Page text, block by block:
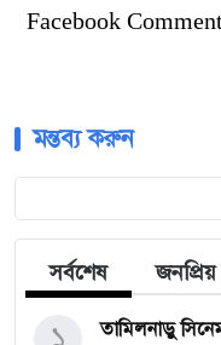
Facebook
মন্তব্য করুন
সর্বশেষ জনপ্রিয়
তামিলনাড়ু
১